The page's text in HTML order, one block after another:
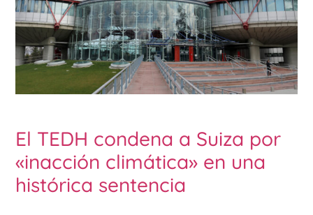
El TEDH condena a Suiza por
«inacción climática» en una
histórica sentencia